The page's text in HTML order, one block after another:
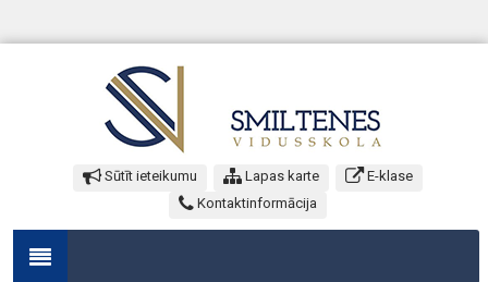
Sūtīt ieteikumu Lapas karte
E-klase
Kontaktinformācija